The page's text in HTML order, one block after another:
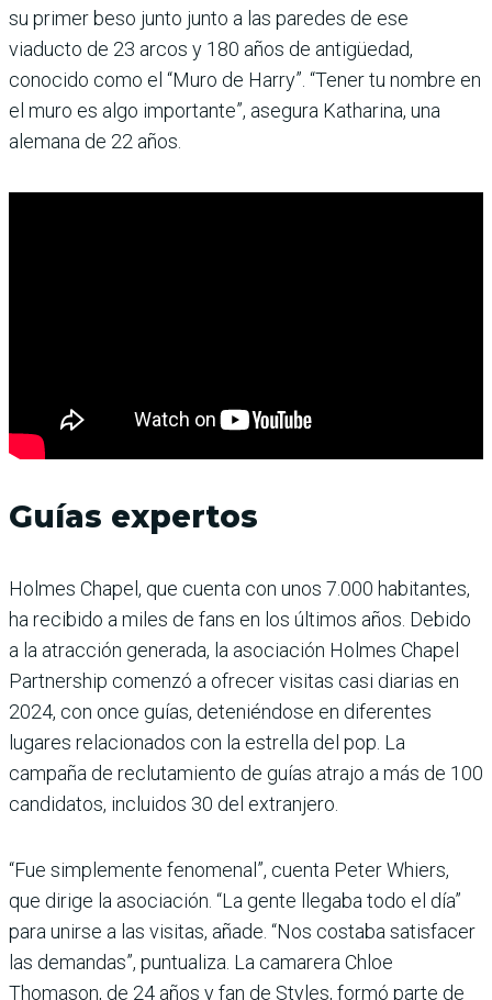
su primer beso junto junto a las paredes de ese
viaducto de 23 arcos y 180 años de antigüedad,
conocido como el “Muro de Harry”. “Tener tu nombre en
el muro es algo importante”, asegura Katharina, una
alemana de 22 años.
Guías expertos
Holmes Chapel, que cuenta con unos 7.000 habitantes,
ha recibido a miles de fans en los últimos años. Debido
a la atracción generada, la asociación Holmes Chapel
Partnership comenzó a ofrecer visitas casi diarias en
2024, con once guías, deteniéndose en diferentes
lugares relacionados con la estrella del pop. La
campaña de reclutamiento de guías atrajo a más de 100
candidatos, incluidos 30 del extranjero.
“Fue simplemente fenomenal”, cuenta Peter Whiers,
que dirige la asociación. “La gente llegaba todo el día”
para unirse a las visitas, añade. “Nos costaba satisfacer
las demandas”, puntualiza. La camarera Chloe
Thomason, de 24 años y fan de Styles, formó parte de